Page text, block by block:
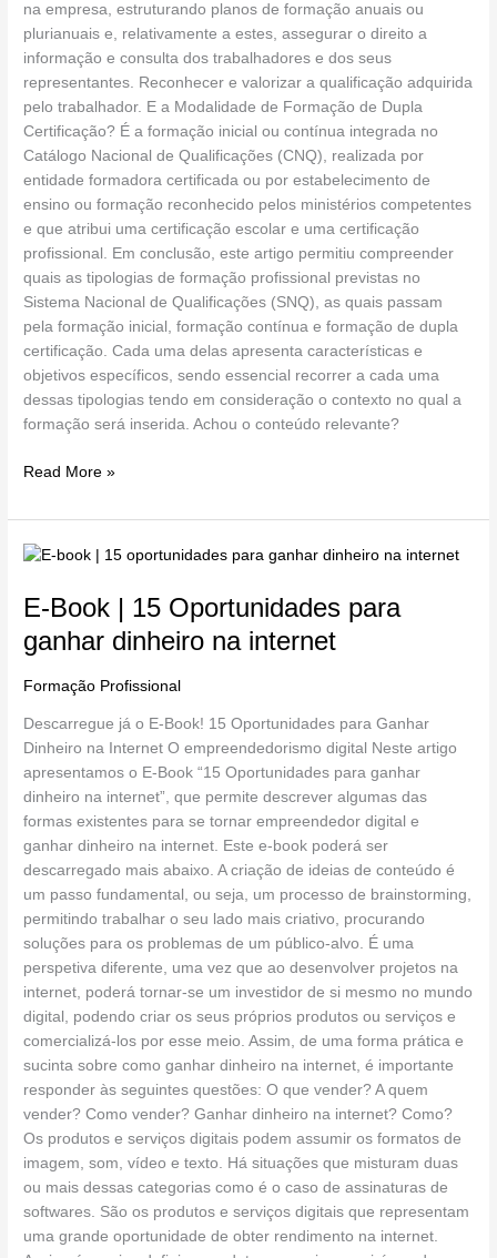
na empresa, estruturando planos de formação anuais ou
plurianuais e, relativamente a estes, assegurar o direito a
informação e consulta dos trabalhadores e dos seus
representantes. Reconhecer e valorizar a qualificação adquirida
pelo trabalhador. E a Modalidade de Formação de Dupla
Certificação? É a formação inicial ou contínua integrada no
Catálogo Nacional de Qualificações (CNQ), realizada por
entidade formadora certificada ou por estabelecimento de
ensino ou formação reconhecido pelos ministérios competentes
e que atribui uma certificação escolar e uma certificação
profissional. Em conclusão, este artigo permitiu compreender
quais as tipologias de formação profissional previstas no
Sistema Nacional de Qualificações (SNQ), as quais passam
pela formação inicial, formação contínua e formação de dupla
certificação. Cada uma delas apresenta características e
objetivos específicos, sendo essencial recorrer a cada uma
dessas tipologias tendo em consideração o contexto no qual a
formação será inserida. Achou o conteúdo relevante?
Read More »
E-Book | 15 Oportunidades para
ganhar dinheiro na internet
Formação Profissional
Descarregue já o E-Book! 15 Oportunidades para Ganhar
Dinheiro na Internet O empreendedorismo digital Neste artigo
apresentamos o E-Book “15 Oportunidades para ganhar
dinheiro na internet”, que permite descrever algumas das
formas existentes para se tornar empreendedor digital e
ganhar dinheiro na internet. Este e-book poderá ser
descarregado mais abaixo. A criação de ideias de conteúdo é
um passo fundamental, ou seja, um processo de brainstorming,
permitindo trabalhar o seu lado mais criativo, procurando
soluções para os problemas de um público-alvo. É uma
perspetiva diferente, uma vez que ao desenvolver projetos na
internet, poderá tornar-se um investidor de si mesmo no mundo
digital, podendo criar os seus próprios produtos ou serviços e
comercializá-los por esse meio. Assim, de uma forma prática e
sucinta sobre como ganhar dinheiro na internet, é importante
responder às seguintes questões: O que vender? A quem
vender? Como vender? Ganhar dinheiro na internet? Como?
Os produtos e serviços digitais podem assumir os formatos de
imagem, som, vídeo e texto. Há situações que misturam duas
ou mais dessas categorias como é o caso de assinaturas de
softwares. São os produtos e serviços digitais que representam
uma grande oportunidade de obter rendimento na internet.
E-
|
Oportunidades
ganhar
dinheiro
na
internet